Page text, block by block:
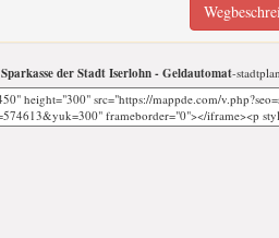
Sparkasse der Stadt Iserlohn - Geldautomat-